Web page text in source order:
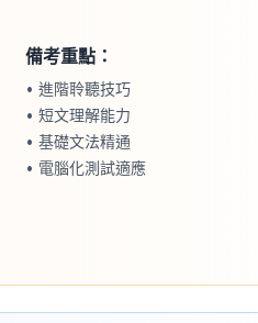
備考重點：
• 進階聆聽技巧
• 短文理解能力
• 基礎文法精通
• 電腦化測試適應